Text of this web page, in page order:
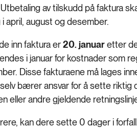
av tilskudd på faktura
april, august og desember.
inn faktura er20. januaretter
i januar for kostnader som
Disse fakturaene må lages
bærer ansvar for å sette riktig
eller andre gjeldende
kan dere sette 0 dager i